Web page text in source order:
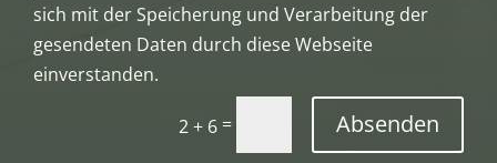
sich mit der Speicherung und Verarbeitung der
gesendeten Daten durch diese Webseite
einverstanden.
2 + 6 = Absenden